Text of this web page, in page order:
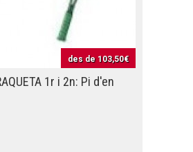
des de 103,50€
1r i 2n: Pi d'en